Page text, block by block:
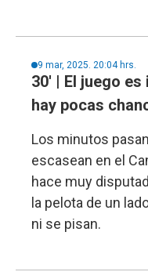
9 mar, 2025. 20:04 hrs.
30' | El juego
hay pocas
Los minutos
escasean en el
hace muy
la pelota de un
ni se pisan.